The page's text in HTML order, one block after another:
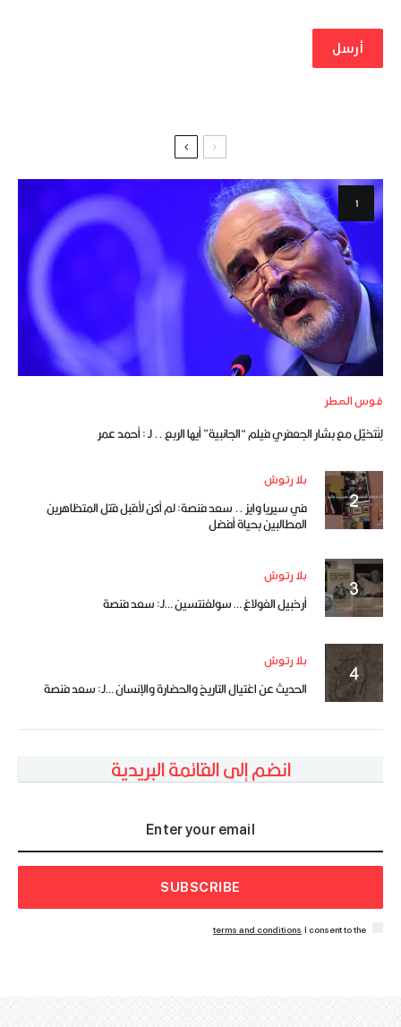
قوس المطر
لِنَتخيّل مع بشار الجعفري فيلم “الجانبية” أيها الربع .. لـ : أحمد عمر
بلا رتوش
في سيريا وايز .. سعد فنصة: لم أكن لأقبل قتل المتظاهرين
المطالبين بحياة أفضل
بلا رتوش
أرخبيل الغولاغ … سولغنتسين …لـ: سعد فنصة
بلا رتوش
الحديث عن اغتيال التاريخ والحضارة والإنسان …لـ: سعد فنصة
انضم إلى القائمة البريدية
SUBSCRIBE
I consent to the
terms and conditions